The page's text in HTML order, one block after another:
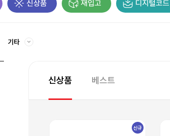
신상품 재입고 디지털코드
기타
신상품 베스트
신규